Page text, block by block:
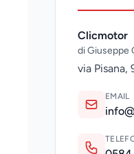
Clicmotor
di Giuseppe
via Pisana,
EMAIL